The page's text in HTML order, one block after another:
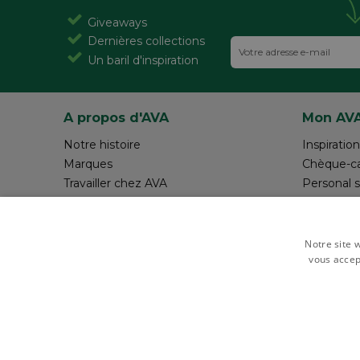
Giveaways
Dernières collections
Un baril d'inspiration
A propos d'AVA
Notre histoire
Marques
Travailler chez AVA
Mon
Inspiration
Chèque-
Personal
Rédiger
Notre site
vous